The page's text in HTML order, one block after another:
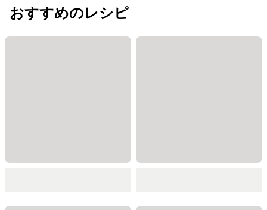
おすすめのレシピ